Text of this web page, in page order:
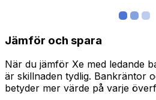
Jämför och spara
När du jämför Xe med ledande
är skillnaden tydlig. Bankräntor
betyder mer värde på varje